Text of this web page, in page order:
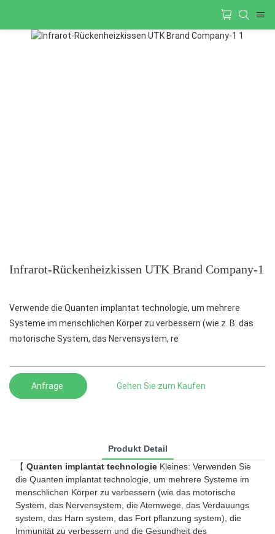
Infrarot-Rückenheizkissen UTK Brand Company-1
Verwende die Quanten implantat technologie, um mehrere
Systeme im menschlichen Körper zu verbessern (wie z. B. das
motorische System, das Nervensystem, re
Anfrage Gehen Sie zum Kaufen
Produkt Detail
【 Quanten implantat technologie Kleines: Verwenden Sie
die Quanten implantat technologie, um mehrere Systeme im
menschlichen Körper zu verbessern (wie das motorische
System, das Nervensystem, die Atemwege, das Verdauungs
system, das Harn system, das Fort pflanzung system), die
Immunität zu verbessern und die Gesundheit des